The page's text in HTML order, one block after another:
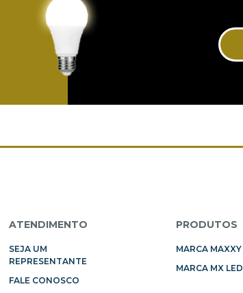
ATENDIMENTO
SEJA UM
REPRESENTANTE
FALE CONOSCO
PRODUTOS
MARCA MAXXY
MARCA MX LED